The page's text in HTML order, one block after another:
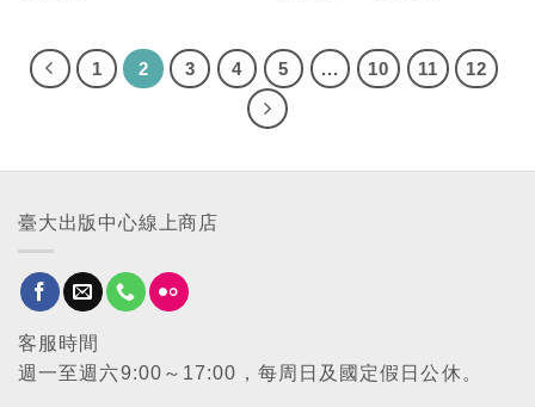
1 2 3 4 5 ... 10 11 12
臺大出版中心線上商店
客服時間
週一至週六9:00～17:00，每周日及國定假日公休。